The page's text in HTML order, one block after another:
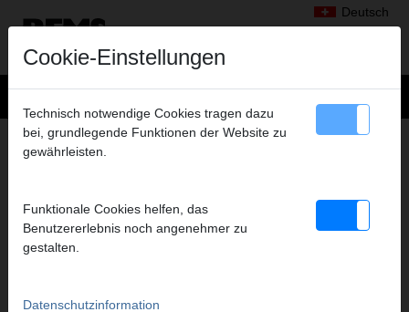
Deutsch
MEDIEN–
SICHERHEITSDATENBLÄTTER
alle auswählen
Betriebsanleitungen
Teileverzeichnisse
Cookie-Einstellungen
Technisch notwendige Cookies tragen dazu
bei, grundlegende Funktionen der Website zu
gewährleisten.
Funktionale Cookies helfen, das
Benutzererlebnis noch angenehmer zu
gestalten.
Datenschutzinformation